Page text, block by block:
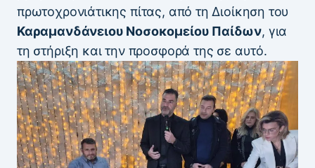
πρωτοχρονιάτικης πίτας, από τη Διοίκηση του
Καραμανδάνειου Νοσοκομείου Παίδων, για
τη στήριξη και την προσφορά της σε αυτό.